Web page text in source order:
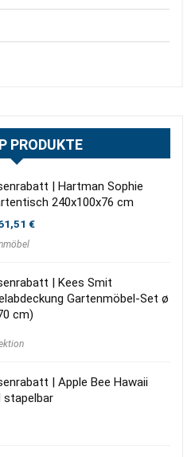
PRODUKTE
| Hartman Sophie
240x100x76 cm
€Aktueller
| Kees Smit
Gartenmöbel-Set ø
cm)
| Apple Bee Hawaii
stapelbar